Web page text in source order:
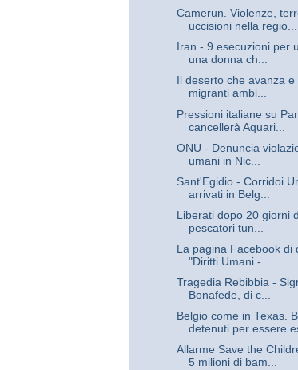
Camerun. Violenze,
uccisioni nella regio...
Iran - 9 esecuzioni per
una donna ch...
Il deserto che avanza
migranti ambi...
Pressioni italiane su
cancellerà Aquari...
ONU - Denuncia
umani in Nic...
Sant'Egidio - Corridoi
arrivati in Belg...
Liberati dopo 20 giorni
pescatori tun...
La pagina Facebook di
"Diritti Umani -...
Tragedia Rebibbia -
Bonafede, di c...
Belgio come in Texas.
detenuti per essere
Allarme Save the
5 milioni di bam...